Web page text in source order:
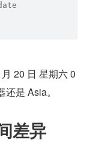
20 日 星期六 0
是 Asia。
差异